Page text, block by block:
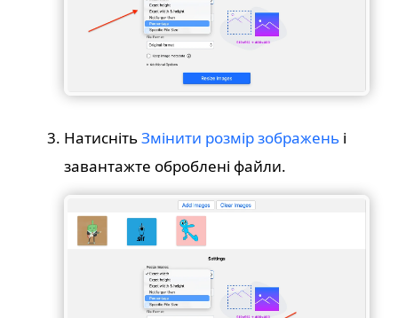
НатиснітьЗмінити розмір зображень і
завантажте оброблені файли.